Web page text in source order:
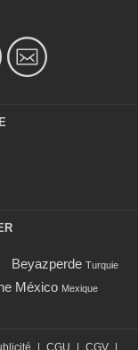
Beyazperde Turquie
México Mexique